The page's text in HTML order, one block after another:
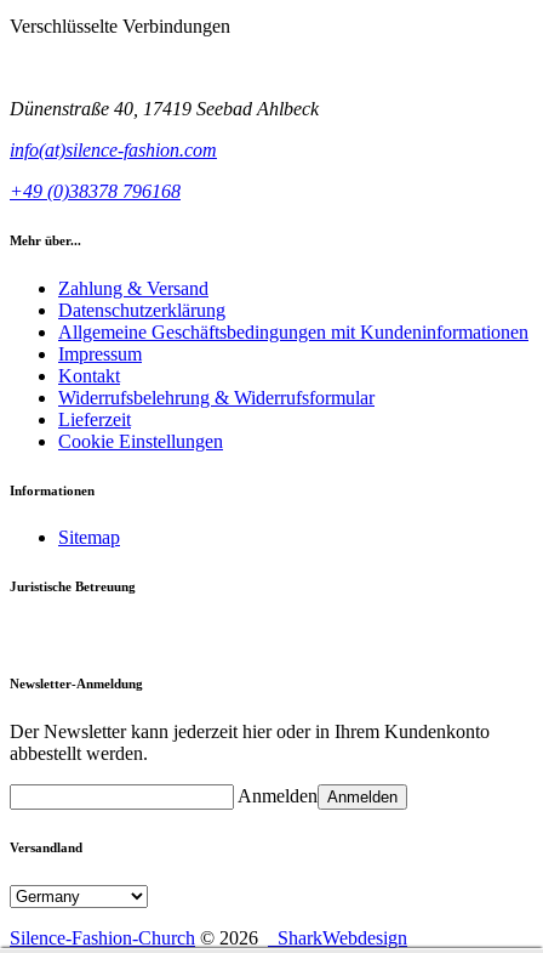
Verschlüsselte Verbindungen
Dünenstraße 40, 17419 Seebad Ahlbeck
info(at)silence-fashion.com
+49 (0)38378 796168
Mehr über...
Zahlung & Versand
Datenschutzerklärung
Allgemeine Geschäftsbedingungen mit Kundeninformationen
Impressum
Kontakt
Widerrufsbelehrung & Widerrufsformular
Lieferzeit
Cookie Einstellungen
Informationen
Sitemap
Juristische Betreuung
Newsletter-Anmeldung
Der Newsletter kann jederzeit hier oder in Ihrem Kundenkonto
abbestellt werden.
Anmelden Anmelden
Versandland
Silence-Fashion-Church © 2026 SharkWebdesign